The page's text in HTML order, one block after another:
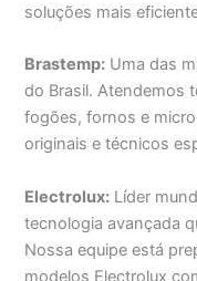
soluções mais
Brastemp: Uma das
do Brasil. Atendemos
fogões, fornos e
originais e técnicos
Electrolux: Líder
tecnologia avançada
Nossa equipe está
modelos Electrolux